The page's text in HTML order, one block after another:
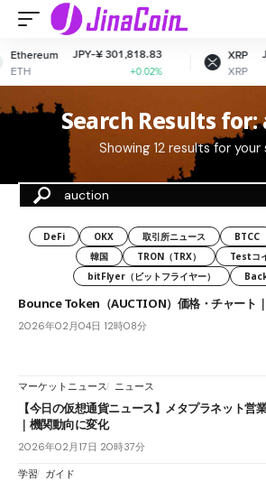
Ethereum
ETH
JPY-¥ 301,818.83
+0.02%
XRP
XRP
Search Results
Showing 12 results for your
DeFi OKX 取引所ニュース BTCC
韓国
TRON（TRX）
Testコ
bitFlyer（ビットフライヤー）
Bounce Token（AUCTION）価格・チャート｜
2026年02月04日 12時08分
マーケットニュース ニュース
【今日の仮想通貨ニュース】メタプラネット営
｜機関動向に変化
2026年02月17日 20時37分
学習 ガイド